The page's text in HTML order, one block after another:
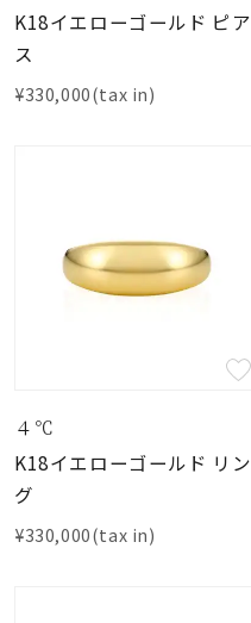
K18イエローゴールド ピア
ス
¥330,000(tax in)
４℃
K18イエローゴールド リン
グ
¥330,000(tax in)